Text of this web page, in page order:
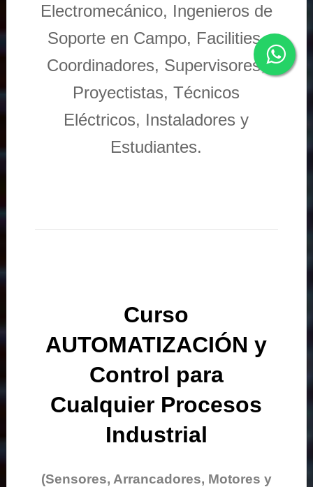
Electromecánico, Ingenieros de
Soporte en Campo, Facilities,
Coordinadores, Supervisores,
Proyectistas, Técnicos
Eléctricos, Instaladores y
Estudiantes.
Curso
AUTOMATIZACIÓN y
Control para
Cualquier Procesos
Industrial
(Sensores, Arrancadores, Motores y